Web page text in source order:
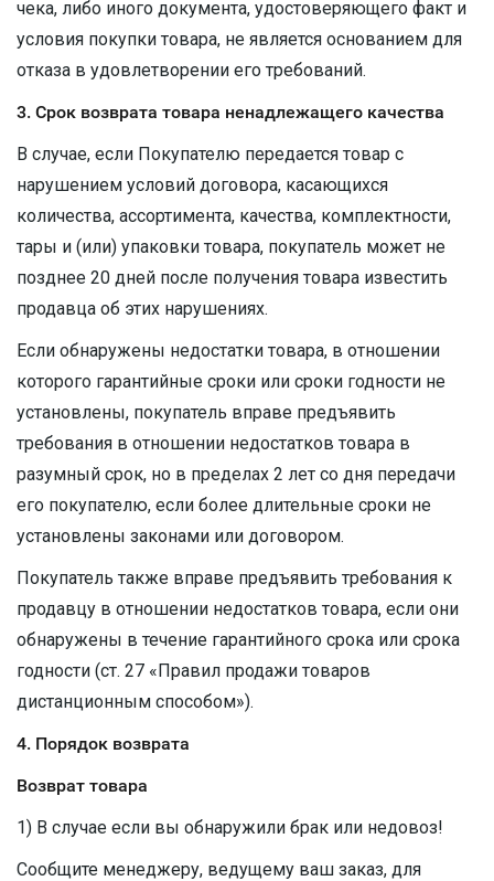
чека, либо иного документа, удостоверяющего факт и
условия покупки товара, не является основанием для
отказа в удовлетворении его требований.
3. Срок возврата товара ненадлежащего качества
В случае, если Покупателю передается товар с
нарушением условий договора, касающихся
количества, ассортимента, качества, комплектности,
тары и (или) упаковки товара, покупатель может не
позднее 20 дней после получения товара известить
продавца об этих нарушениях.
Если обнаружены недостатки товара, в отношении
которого гарантийные сроки или сроки годности не
установлены, покупатель вправе предъявить
требования в отношении недостатков товара в
разумный срок, но в пределах 2 лет со дня передачи
его покупателю, если более длительные сроки не
установлены законами или договором.
Покупатель также вправе предъявить требования к
продавцу в отношении недостатков товара, если они
обнаружены в течение гарантийного срока или срока
годности (ст. 27 «Правил продажи товаров
дистанционным способом»).
4. Порядок возврата
Возврат товара
1) В случае если вы обнаружили брак или недовоз!
Сообщите менеджеру, ведущему ваш заказ, для